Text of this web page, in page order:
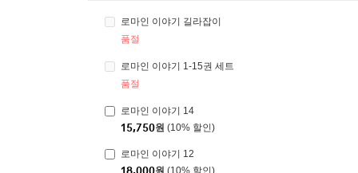
로마인 이야기 길라잡이
품절
로마인 이야기 1-15권 세트
품절
로마인 이야기 14
15,750원 (10% 할인)
로마인 이야기 12
18,000원 (10% 할인)